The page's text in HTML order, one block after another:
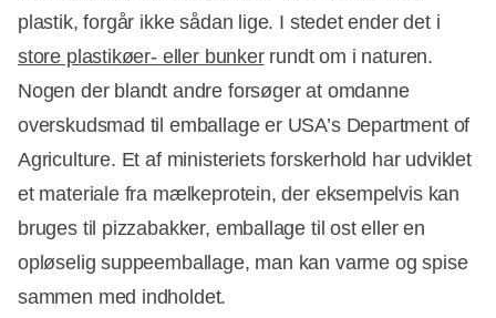
plastik, forgår ikke sådan lige. I stedet ender det i
store plastikøer- eller bunkerrundt om i naturen.
Nogen der blandt andre forsøger at omdanne
overskudsmad til emballage er USA’s Department of
Agriculture. Et af ministeriets forskerhold har udviklet
et materiale fra mælkeprotein, der eksempelvis kan
bruges til pizzabakker, emballage til ost eller en
opløselig suppeemballage, man kan varme og spise
sammen med indholdet.